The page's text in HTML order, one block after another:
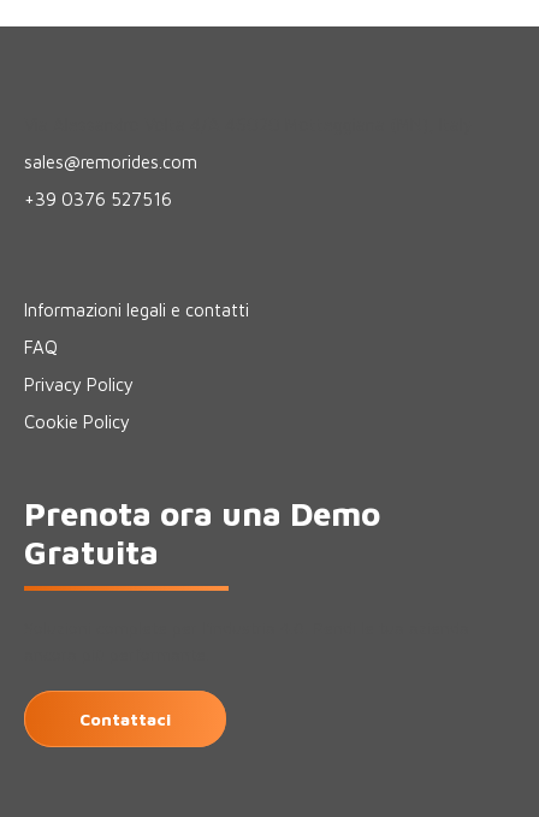
sales@remorides.com
+39 0376 527516
Informazioni legali e contatti
FAQ
Privacy Policy
Cookie Policy
Prenota ora una Demo
Gratuita
Contattaci